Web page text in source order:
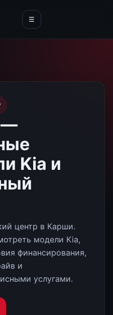
☰
—
Kia и
центр в Карши.
модели Kia,
финансирования,
и
услугами.